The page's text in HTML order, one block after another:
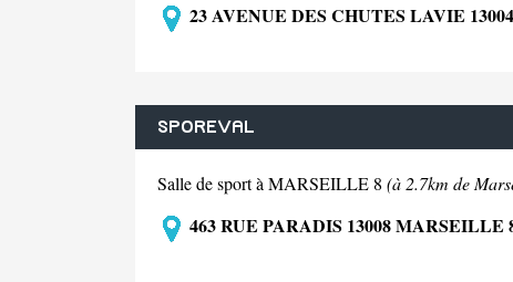
23 AVENUE DES CHUTES LAVIE
SPOREVAL
Salle de sport à MARSEILLE 8 (à 2.7km de
463 RUE PARADIS 13008 MARSEILLE